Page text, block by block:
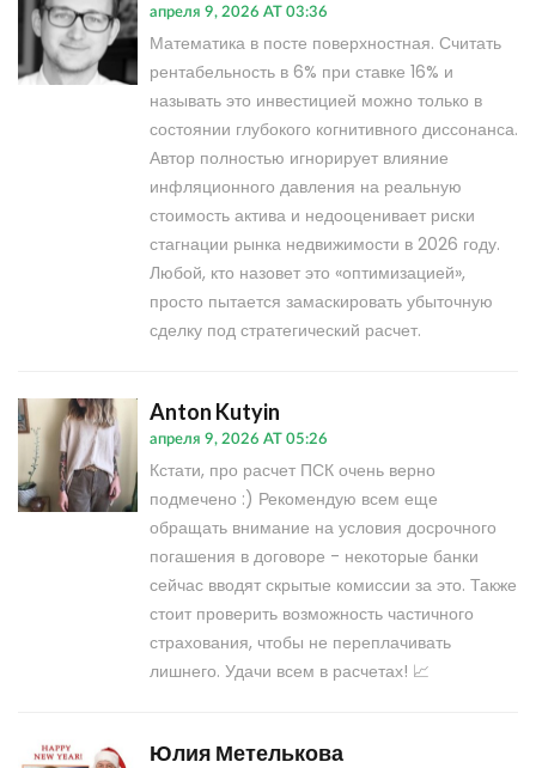
апреля 9, 2026 AT 03:36
Математика в посте поверхностная. Считать
рентабельность в 6% при ставке 16% и
называть это инвестицией можно только в
состоянии глубокого когнитивного диссонанса.
Автор полностью игнорирует влияние
инфляционного давления на реальную
стоимость актива и недооценивает риски
стагнации рынка недвижимости в 2026 году.
Любой, кто назовет это «оптимизацией»,
просто пытается замаскировать убыточную
сделку под стратегический расчет.
Anton Kutyin
апреля 9, 2026 AT 05:26
Кстати, про расчет ПСК очень верно
подмечено :) Рекомендую всем еще
обращать внимание на условия досрочного
погашения в договоре - некоторые банки
сейчас вводят скрытые комиссии за это. Также
стоит проверить возможность частичного
страхования, чтобы не переплачивать
лишнего. Удачи всем в расчетах! 📈
Юлия Метелькова